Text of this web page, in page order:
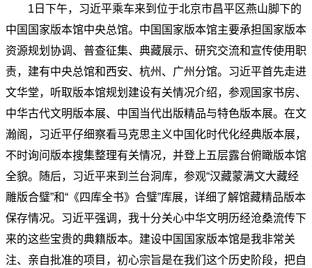
1日下午，习近平乘车来到位于北京市昌平区燕山脚下的
中国国家版本馆中央总馆。中国国家版本馆主要承担国家版本
资源规划协调、普查征集、典藏展示、研究交流和宣传使用职
责，建有中央总馆和西安、杭州、广州分馆。习近平首先走进
文华堂，听取版本馆规划建设有关情况介绍，参观国家书房、
中华古代文明版本展、中国当代出版精品与特色版本展。在文
瀚阁，习近平仔细察看马克思主义中国化时代化经典版本展，
不时询问版本搜集整理有关情况，并登上五层露台俯瞰版本馆
全貌。随后，习近平来到兰台洞库，参观“汉藏蒙满文大藏经
雕版合璧”和“《四库全书》合璧”库展，详细了解馆藏精品版本
保存情况。习近平强调，我十分关心中华文明历经沧桑流传下
来的这些宝贵的典籍版本。建设中国国家版本馆是我非常关
注、亲自批准的项目，初心宗旨是在我们这个历史阶段，把自